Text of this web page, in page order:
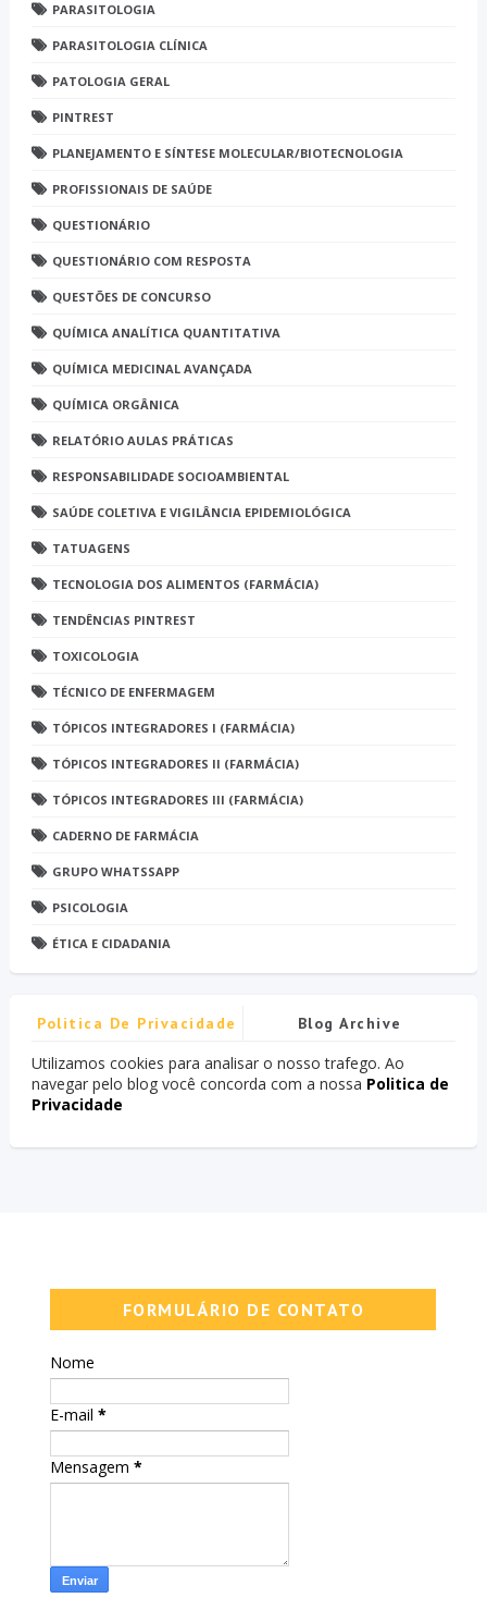
PARASITOLOGIA
PARASITOLOGIA CLÍNICA
PATOLOGIA GERAL
PINTREST
PLANEJAMENTO E SÍNTESE MOLECULAR/BIOTECNOLOGIA
PROFISSIONAIS DE SAÚDE
QUESTIONÁRIO
QUESTIONÁRIO COM RESPOSTA
QUESTÕES DE CONCURSO
QUÍMICA ANALÍTICA QUANTITATIVA
QUÍMICA MEDICINAL AVANÇADA
QUÍMICA ORGÂNICA
RELATÓRIO AULAS PRÁTICAS
RESPONSABILIDADE SOCIOAMBIENTAL
SAÚDE COLETIVA E VIGILÂNCIA EPIDEMIOLÓGICA
TATUAGENS
TECNOLOGIA DOS ALIMENTOS (FARMÁCIA)
TENDÊNCIAS PINTREST
TOXICOLOGIA
TÉCNICO DE ENFERMAGEM
TÓPICOS INTEGRADORES I (FARMÁCIA)
TÓPICOS INTEGRADORES II (FARMÁCIA)
TÓPICOS INTEGRADORES III (FARMÁCIA)
CADERNO DE FARMÁCIA
GRUPO WHATSSAPP
PSICOLOGIA
ÉTICA E CIDADANIA
Politica De Privacidade Blog Archive
Utilizamos cookies para analisar o nosso trafego. Ao
navegar pelo blog você concorda com a nossa Politica de
Privacidade
FORMULÁRIO DE CONTATO
Nome
E-mail*
Mensagem*